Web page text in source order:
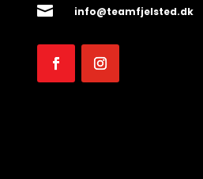
 info@teamfjelsted.dk